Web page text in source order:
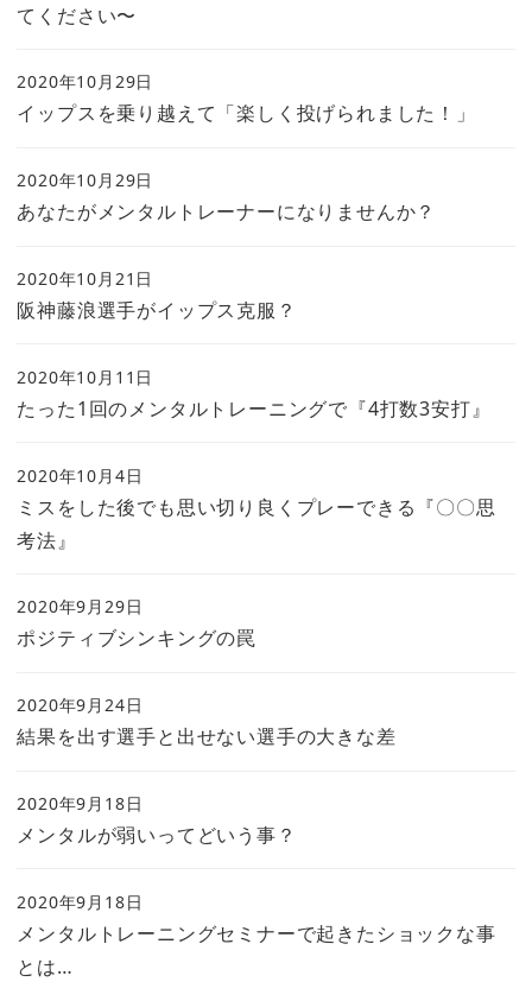
てください〜
イップスを乗り越えて「楽しく投げられました！」
2020年10月29日
あなたがメンタルトレーナーになりませんか？
2020年10月29日
阪神藤浪選手がイップス克服？
2020年10月21日
たった1回のメンタルトレーニングで『4打数3安打』
2020年10月11日
ミスをした後でも思い切り良くプレーできる『〇〇思
考法』
2020年10月4日
ポジティブシンキングの罠
2020年9月29日
結果を出す選手と出せない選手の大きな差
2020年9月24日
メンタルが弱いってどいう事？
2020年9月18日
メンタルトレーニングセミナーで起きたショックな事
とは…
2020年9月18日